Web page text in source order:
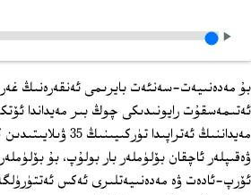
بۇ مەدەنىيەت-سەنئەت بايرىمى ئەنقەرەنىڭ
ئەتىمەسقۇت رايونىدىكى چوڭ بىر مەيداندا
مەيداننىڭ ئەتراپىدا
ۋەقىپلەر ئاچقان بۆلۈملەر بار بولۇپ، بۇ
ئۆرپ-ئادەت ۋە مەدەنىيەتلىرى ئەكس